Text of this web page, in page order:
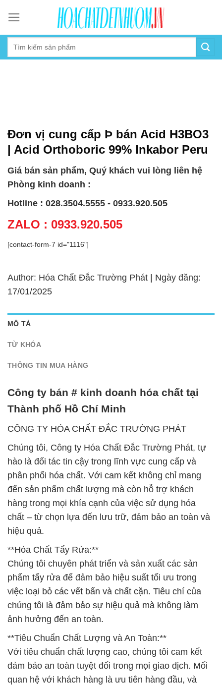
content
Đơn vị cung cấp Þ bán Acid H3BO3
| Acid Orthoboric 99% Inkabor Peru
Giá bán sản phẩm, Quý khách vui lòng liên hệ
Phòng kinh doanh :
Hotline : 028.3504.5555 - 0933.920.505
ZALO : 0933.920.505
[contact-form-7 id="1116"]
Author: Hóa Chất Đắc Trường Phát | Ngày đăng:
17/01/2025
MÔ TẢ
TỪ KHÓA
THÔNG TIN MUA HÀNG
Công ty bán # kinh doanh hóa chất tại
Thành phố Hồ Chí Minh
CÔNG TY HÓA CHẤT ĐẮC TRƯỜNG PHÁT
Chúng tôi, Công ty Hóa Chất Đắc Trường Phát, tự
hào là đối tác tin cậy trong lĩnh vực cung cấp và
phân phối hóa chất. Với cam kết không chỉ mang
đến sản phẩm chất lượng mà còn hỗ trợ khách
hàng trong mọi khía cạnh của việc sử dụng hóa
chất – từ chọn lựa đến lưu trữ, đảm bảo an toàn và
hiệu quả.
**Hóa Chất Tẩy Rửa:**
Chúng tôi chuyên phát triển và sản xuất các sản
phẩm tẩy rửa để đảm bảo hiệu suất tối ưu trong
việc loại bỏ các vết bẩn và chất cặn. Tiêu chí của
chúng tôi là đảm bảo sự hiệu quả mà không làm
ảnh hưởng đến an toàn.
**Tiêu Chuẩn Chất Lượng và An Toàn:**
Với tiêu chuẩn chất lượng cao, chúng tôi cam kết
đảm bảo an toàn tuyệt đối trong mọi giao dịch. Mối
quan hệ với khách hàng là ưu tiên hàng đầu, và